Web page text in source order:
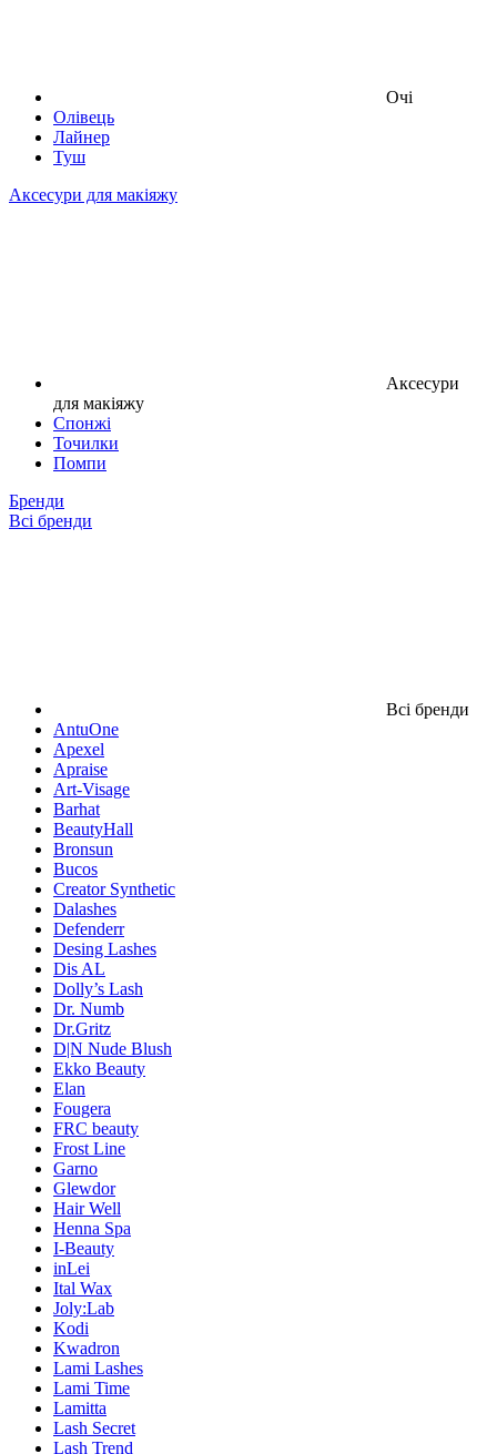
Очі
Олівець
Лайнер
Туш
Аксесури для макіяжу
Аксесури
для макіяжу
Спонжі
Точилки
Помпи
Бренди
Всі бренди
Всі бренди
AntuOne
Apexel
Apraise
Art-Visage
Barhat
BeautyHall
Bronsun
Bucos
Creator Synthetic
Dalashes
Defenderr
Desing Lashes
Dis AL
Dolly’s Lash
Dr. Numb
Dr.Gritz
D|N Nude Blush
Ekko Beauty
Elan
Fougera
FRC beauty
Frost Line
Garno
Glewdor
Hair Well
Henna Spa
I-Beauty
inLei
Ital Wax
Joly:Lab
Kodi
Kwadron
Lami Lashes
Lami Time
Lamitta
Lash Secret
Lash Trend